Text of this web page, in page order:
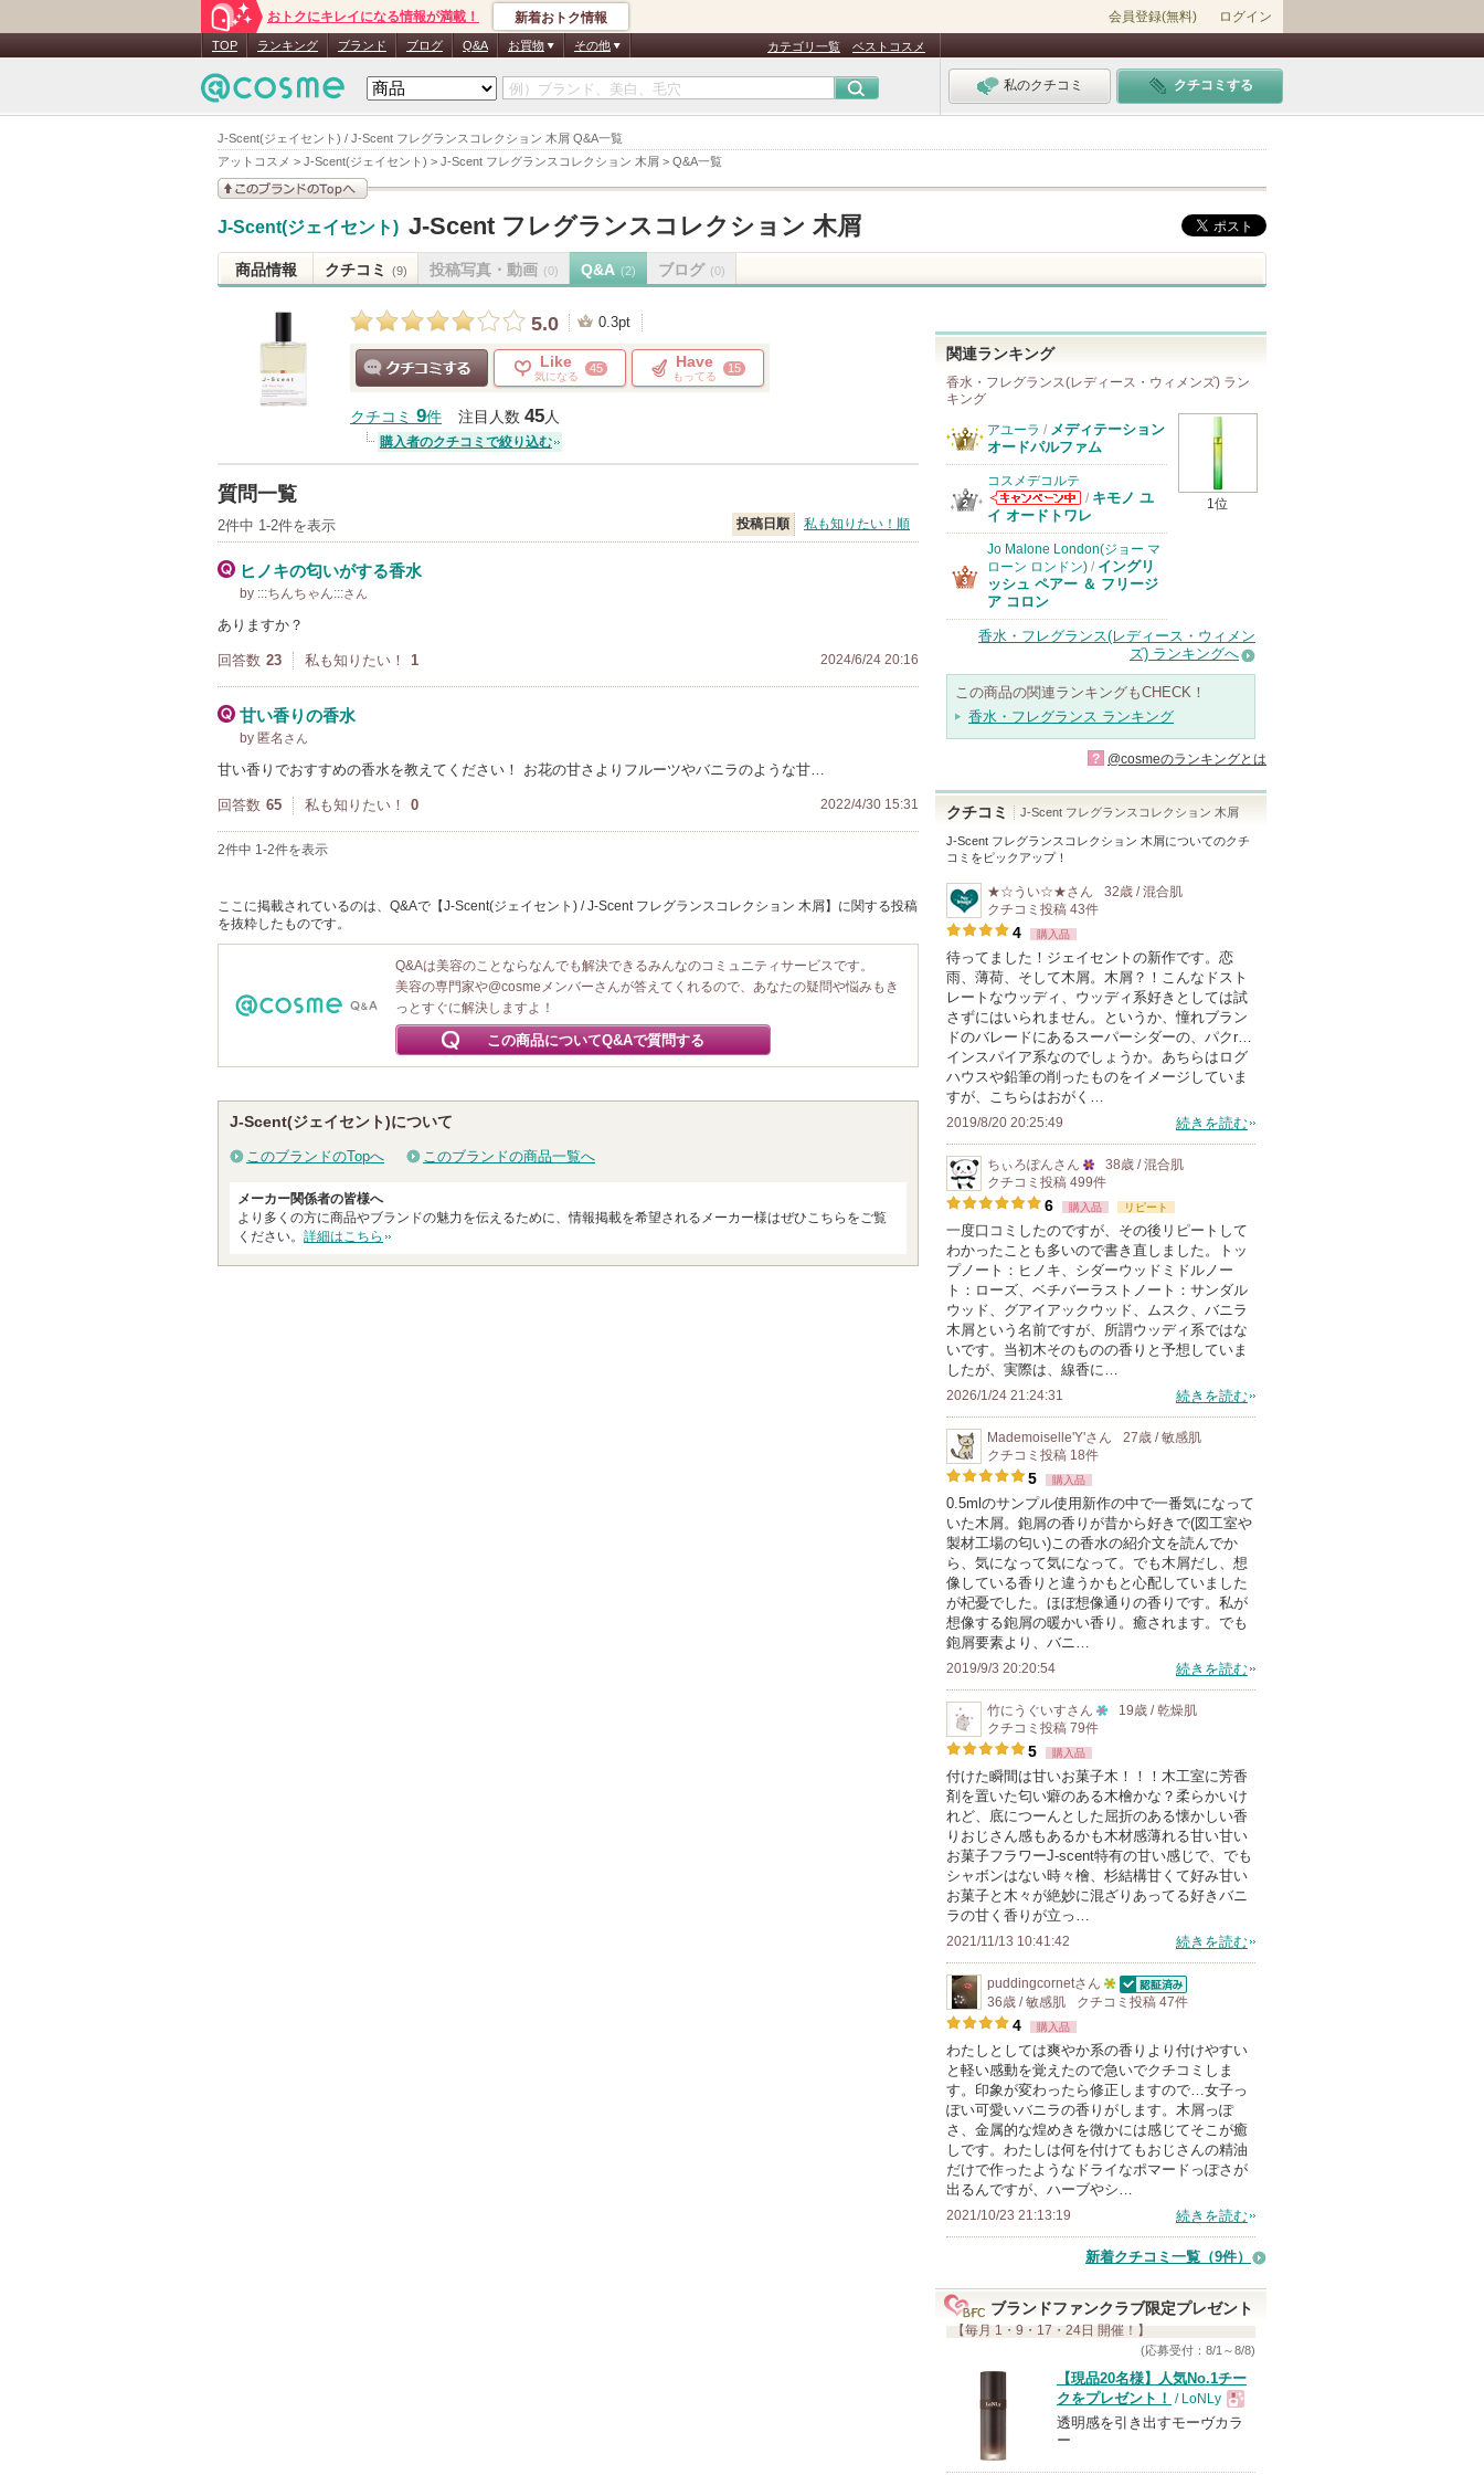
J-Scent(ジェイセント) / J-Scent フレグランスコレクション 木屑 Q&A一覧
アットコスメ > J-Scent(ジェイセント) > J-Scent フレグランスコレクション 木屑 > Q&A一覧
おトクにキレイになる情報が満載！ 新着おトク情報 会員登録(無料) ログイン
TOP ランキング ブランド ブログ Q&A お買物 その他 カテゴリ一覧 ベストコスメ
私のクチコミ クチコミする
J-Scent(ジェイセント) J-Scent フレグランスコレクション 木屑
商品情報 クチコミ (9) 投稿写真・動画 (0) Q&A (2) ブログ (0)
5.0 0.3pt
Like
気になる
45 Have
もってる
15
クチコミ 9件 注目人数 45人
購入者のクチコミで絞り込む
質問一覧
2件中 1-2件を表示 投稿日順 私も知りたい！順
ヒノキの匂いがする香水
by :::ちんちゃん:::さん
ありますか？
回答数 23 私も知りたい！ 1 2024/6/24 20:16
甘い香りの香水
by 匿名 さん
甘い香りでおすすめの香水を教えてください！ お花の甘さよりフルーツやバニラのような甘…
回答数 65 私も知りたい！ 0 2022/4/30 15:31
2件中 1-2件を表示
ここに掲載されているのは、Q&Aで【J-Scent(ジェイセント) / J-Scent フレグランスコレクション 木屑】に関する投稿
を抜粋したものです。
Q&Aは美容のことならなんでも解決できるみんなのコミュニティサービスです。
美容の専門家や@cosmeメンバーさんが答えてくれるので、あなたの疑問や悩みもき
っとすぐに解決しますよ！
この商品についてQ&Aで質問する
J-Scent(ジェイセント)について
このブランドのTopへ このブランドの商品一覧へ
メーカー関係者の皆様へ
より多くの方に商品やブランドの魅力を伝えるために、情報掲載を希望されるメーカー様はぜひこちらをご覧
ください。 詳細はこちら
関連ランキング
香水・フレグランス(レディース・ウィメンズ) ラン
キング
1位
アユーラ / メディテーション
オードパルファム
コスメデコルテ
コスメデコルテ
からのお知らせ
があります
/ キモノ ユ
イ オードトワレ
Jo Malone London(ジョー マ
ローン ロンドン) / イングリ
ッシュ ペアー ＆ フリージ
ア コロン
香水・フレグランス(レディース・ウィメン
ズ) ランキングへ
この商品の関連ランキングもCHECK！
香水・フレグランス ランキング
? @cosmeのランキングとは
クチコミ J-Scent フレグランスコレクション 木屑
J-Scent フレグランスコレクション 木屑についてのクチ
コミをピックアップ！
★☆うい☆★さん
32歳 / 混合肌
クチコミ投稿 43件
4 購入品
待ってました！ジェイセントの新作です。恋
雨、薄荷、そして木屑。木屑？！こんなドスト
レートなウッディ、ウッディ系好きとしては試
さずにはいられません。というか、憧れブラン
ドのバレードにあるスーパーシダーの、パクr…
インスパイア系なのでしょうか。あちらはログ
ハウスや鉛筆の削ったものをイメージしていま
すが、こちらはおがく…
2019/8/20 20:25:49 続きを読む
ちぃろぽんさん
25
人
以
上
の
メ
ン
バ
に
お
気
に
入
り
登
録
さ
て
い
ま
す
38歳 / 混合肌
クチコミ投稿 499件
6 購入品 リピート
一度口コミしたのですが、その後リピートして
わかったことも多いので書き直しました。トッ
プノート：ヒノキ、シダーウッドミドルノー
ト：ローズ、ベチバーラストノート：サンダル
ウッド、グアイアックウッド、ムスク、バニラ
木屑という名前ですが、所謂ウッディ系ではな
いです。当初木そのものの香りと予想していま
したが、実際は、線香に…
2026/1/24 21:24:31 続きを読む
Mademoiselle'Y'さん
27歳 / 敏感肌
クチコミ投稿 18件
5 購入品
0.5mlのサンプル使用新作の中で一番気になって
いた木屑。鉋屑の香りが昔から好きで(図工室や
製材工場の匂い)この香水の紹介文を読んでか
ら、気になって気になって。でも木屑だし、想
像している香りと違うかもと心配していました
が杞憂でした。ほぼ想像通りの香りです。私が
想像する鉋屑の暖かい香り。癒されます。でも
鉋屑要素より、バニ…
2019/9/3 20:20:54 続きを読む
竹にうぐいすさん
10
以
上
の
メ
ン
に
お
に
入
り
登
録
さ
い
ま
す
19歳 / 乾燥肌
クチコミ投稿 79件
5 購入品
付けた瞬間は甘いお菓子木！！！木工室に芳香
剤を置いた匂い癖のある木檜かな？柔らかいけ
れど、底につーんとした屈折のある懐かしい香
りおじさん感もあるかも木材感薄れる甘い甘い
お菓子フラワーJ-scent特有の甘い感じで、でも
シャボンはない時々檜、杉結構甘くて好み甘い
お菓子と木々が絶妙に混ざりあってる好きバニ
ラの甘く香りが立っ…
2021/11/13 10:41:42 続きを読む
puddingcornetさん
5
以
上
の
メ
ン
バ
に
お
気
に
り
登
録
認証済
36歳 / 敏感肌 クチコミ投稿 47件
4 購入品
わたしとしては爽やか系の香りより付けやすい
と軽い感動を覚えたので急いでクチコミしま
す。印象が変わったら修正しますので…女子っ
ぽい可愛いバニラの香りがします。木屑っぽ
さ、金属的な煌めきを微かには感じてそこが癒
しです。わたしは何を付けてもおじさんの精油
だけで作ったようなドライなポマードっぽさが
出るんですが、ハーブやシ…
2021/10/23 21:13:19 続きを読む
新着クチコミ一覧 （9件）
ブランドファンクラブ限定プレゼント
【毎月 1・9・17・24日 開催！】
(応募受付：8/1～8/8)
【現品20名様】人気No.1チー
クをプレゼント！ / LoNLy
現
透明感を引き出すモーヴカラ
ー